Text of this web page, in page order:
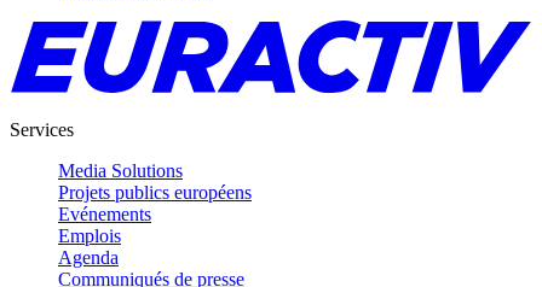
Services
Media Solutions
Projets publics européens
Evénements
Emplois
Agenda
Communiqués de presse